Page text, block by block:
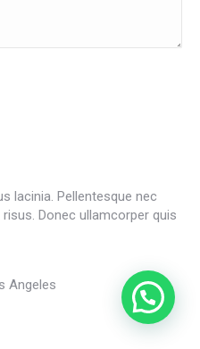
lacinia. Pellentesque nec
Donec ullamcorper quis
Angeles
Need help?